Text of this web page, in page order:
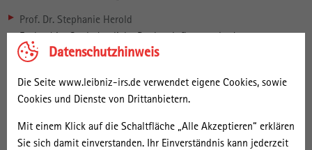
Datenschutzhinweis
Die Seite www.leibniz-irs.de verwendet eigene Cookies, sowie
Cookies und Dienste von Drittanbietern.
Mit einem Klick auf die Schaltfläche „Alle Akzeptieren“ erklären
Sie sich damit einverstanden. Ihr Einverständnis kann jederzeit
Prof. Dr. Stephanie Herold
Fachgebiet Städtebauliche Denkmalpflege und urbanes
Kulturerbe der TU Berlin
Andreas Matschenz
Kartenabteilung des Landesarchivs Berlin
Dr. Hans-Dieter Nägelke
Architekturmuseum der TU Berlin